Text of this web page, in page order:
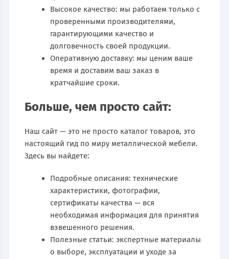
Высокое качество: мы работаем только с
проверенными производителями,
гарантирующими качество и
долговечность своей продукции.
Оперативную доставку: мы ценим ваше
время и доставим ваш заказ в
кратчайшие сроки.
Больше, чем просто сайт:
Наш сайт — это не просто каталог товаров, это
настоящий гид по миру металлической мебели.
Здесь вы найдете:
Подробные описания: технические
характеристики, фотографии,
сертификаты качества — вся
необходимая информация для принятия
взвешенного решения.
Полезные статьи: экспертные материалы
о выборе, эксплуатации и уходе за